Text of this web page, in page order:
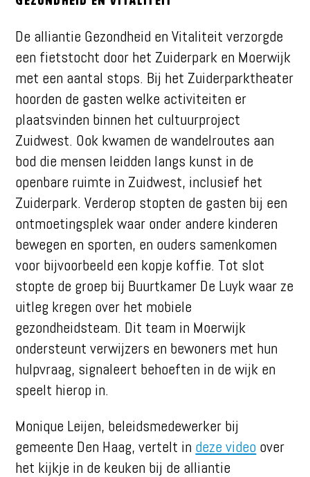
De alliantie Gezondheid en Vitaliteit verzorgde
een fietstocht door het Zuiderpark en Moerwijk
met een aantal stops. Bij het Zuiderparktheater
hoorden de gasten welke activiteiten er
plaatsvinden binnen het cultuurproject
Zuidwest. Ook kwamen de wandelroutes aan
bod die mensen leidden langs kunst in de
openbare ruimte in Zuidwest, inclusief het
Zuiderpark. Verderop stopten de gasten bij een
ontmoetingsplek waar onder andere kinderen
bewegen en sporten, en ouders samenkomen
voor bijvoorbeeld een kopje koffie. Tot slot
stopte de groep bij Buurtkamer De Luyk waar ze
uitleg kregen over het mobiele
gezondheidsteam. Dit team in Moerwijk
ondersteunt verwijzers en bewoners met hun
hulpvraag, signaleert behoeften in de wijk en
speelt hierop in.
Monique Leijen, beleidsmedewerker bij
gemeente Den Haag, vertelt in deze video over
het kijkje in de keuken bij de alliantie